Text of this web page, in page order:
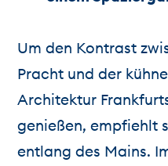
Um den Kontrast
Pracht und der
Architektur
genießen, empfiehlt
entlang des Mains.